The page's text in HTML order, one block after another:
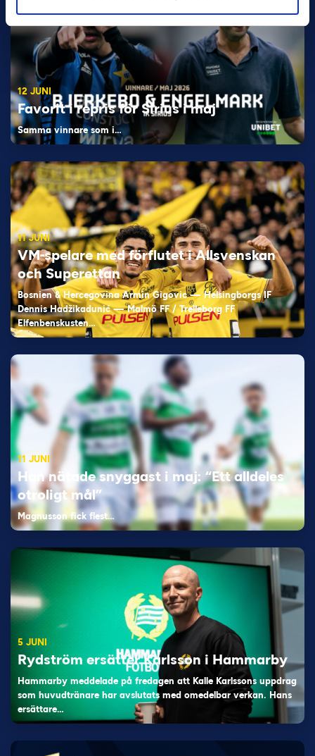
12 JUNI
Favorit i repris för Sirius i maj
Samma vinnare som i…
11 JUNI
VM-spelare med förflutet i Allsvenskan
och Superettan
Bosnien & Hercegovina Armin Gigovic — Helsingborgs IF
Dennis Hadžikadunić — Malmö FF / Trelleborg FF
Elfenbenskusten…
11 JUNI
Han nätade snyggast i maj: “Ett alldeles
otroligt mål”
Magnusson fick flest…
5 JUNI
Rydström ersätter Karlsson i Hammarby
Hammarby meddelade på fredagen att Kalle Karlssons uppdrag
som huvudtränare har avslutats med omedelbar verkan. Hans
ersättare…